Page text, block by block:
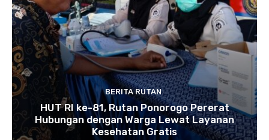
BERITA RUTAN
HUT RI ke-81, Rutan Ponorogo Pererat
Hubungan dengan Warga Lewat Layanan
Kesehatan Gratis